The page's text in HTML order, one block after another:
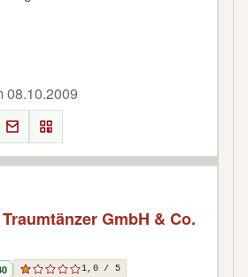
08.10.2009
GmbH & Co.
1,0 / 5